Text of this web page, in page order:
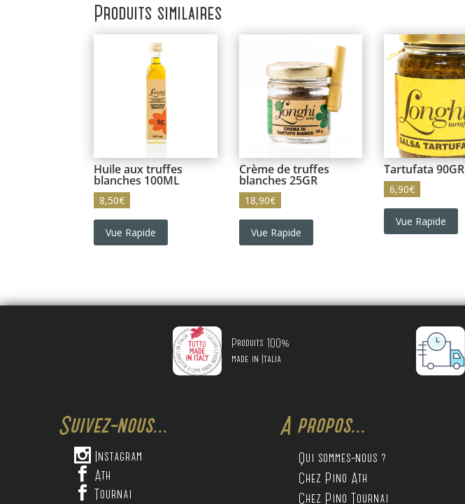
Produits similaires
Huile aux truffes
blanches 100ML
8,50€
Vue Rapide
Crème de truffes
blanches 25GR
18,90€
Vue Rapide
Tartufata 90GR
6,90€
Vue Rapide
Produits 100%
made in Italia
Suivez-nous...
 Instagram
 Ath
 Tournai
A propos...
Qui sommes-nous ?
Chez Pino Ath
Chez Pino Tournai